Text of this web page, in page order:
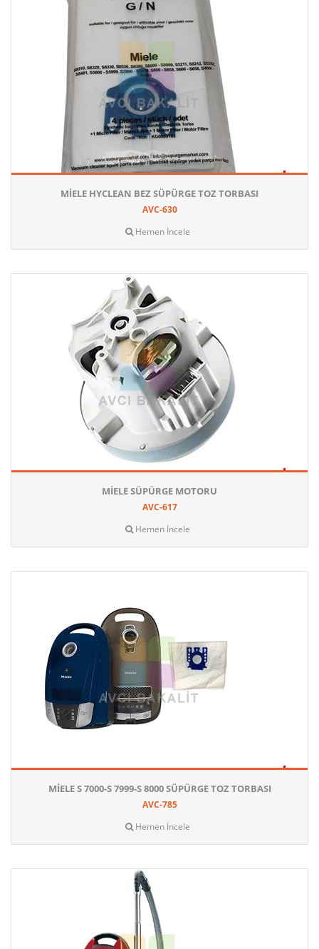
MIELE HYCLEAN BEZ SÜPÜRGE TOZ TORBASI
AVC-630
Hemen İncele
MIELE SÜPÜRGE MOTORU
AVC-617
Hemen İncele
MIELE S 7000-S 7999-S 8000 SÜPÜRGE TOZ TORBASI
AVC-785
Hemen İncele